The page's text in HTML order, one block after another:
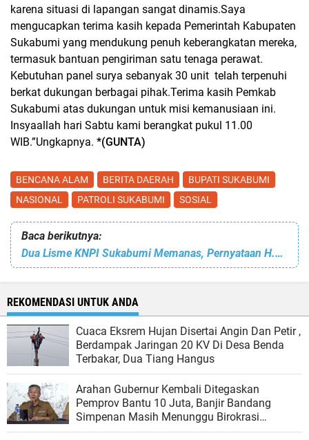
karena situasi di lapangan sangat dinamis.Saya
mengucapkan terima kasih kepada Pemerintah Kabupaten
Sukabumi yang mendukung penuh keberangkatan mereka,
termasuk bantuan pengiriman satu tenaga perawat.
Kebutuhan panel surya sebanyak 30 unit telah terpenuhi
berkat dukungan berbagai pihak.Terima kasih Pemkab
Sukabumi atas dukungan untuk misi kemanusiaan ini.
Insyaallah hari Sabtu kami berangkat pukul 11.00
WIB.”Ungkapnya. *(GUNTA)
BENCANA ALAM BERITA DAERAH
BUPATI SUKABUMI
NASIONAL
PATROLI SUKABUMI SOSIAL
Baca berikutnya:
Dua Lisme KNPI Sukabumi Memanas, Pernyataan H.Aun Dibantah Ketua DPD KNPI Jawa Barat
REKOMENDASI UNTUK ANDA
Cuaca Eksrem Hujan Disertai Angin Dan Petir ,
Berdampak Jaringan 20 KV Di Desa Benda
Terbakar, Dua Tiang Hangus
Arahan Gubernur Kembali Ditegaskan
Pemprov Bantu 10 Juta, Banjir Bandang
Simpenan Masih Menunggu Birokrasi
Bergerak